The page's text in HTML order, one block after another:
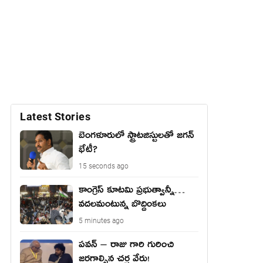
Latest Stories
బెంగ‌ళూరులో స్ట్రాట‌జిస్టుల‌తో జ‌గ‌న్
భేటీ?
15 seconds ago
కాంగ్రెస్ కూటమి ప్రభుత్వాన్నీ…
వదలమంటున్న బొద్దింకలు
5 minutes ago
పవన్ – రాజు గారి గురించి